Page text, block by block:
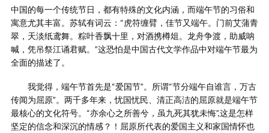
中国的每一个传统节日，都有特殊的文化内涵，而端午节的习俗和
寓意尤其丰富。苏轼有词云：“虎符缠臂，佳节又端午。门前艾蒲青
翠，天淡纸鸢舞。粽叶香飘十里，对酒携樽俎。龙舟争渡，助威呐
喊，凭吊祭江诵君赋。”这恐怕是中国古代文学作品中对端午节最为
全面的描述了。
我觉得，端午节首先是“爱国节”。所谓“节分端午自谁言，万古
传闻为屈原”。两千多年来，忧国忧民、清正高洁的屈原就是端午节
最核心的文化符号。“亦余心之所善兮，虽九死其犹未悔”,这是怎样
坚定的信念和深沉的情感？！屈原所代表的爱国主义和家国情怀也